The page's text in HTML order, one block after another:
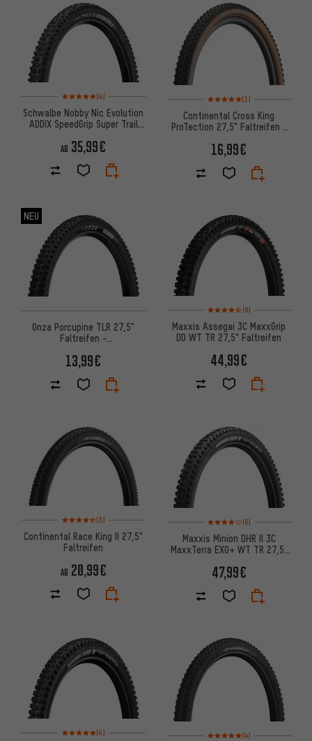
Bewertungen: 5 von 5 basierend auf 4 Bewertungen
(4)
Schwalbe Nobby Nic Evolution
ADDIX SpeedGrip Super Trail
AB 35,99€
Bewertungen: 5 von 5
(1)
Continental Cross King
ProTection 27,5" Faltreifen -
16,99€
NEU
Onza Porcupine TLR 27,5"
Faltreifen -
13,99€
Bewertungen: 4,5 von 5
(9)
Maxxis Assegai 3C MaxxGrip
DD WT TR 27,5" Faltreifen
44,99€
Bewertungen: 4,5 von 5 basierend auf 3 Bewertungen
(3)
Continental Race King II 27,5"
Faltreifen
AB 20,99€
Bewertungen: 4 von 5
(6)
Maxxis Minion DHR II 3C
MaxxTerra EXO+ WT TR 27,5"
47,99€
Bewertungen: 5 von 5 basierend auf 4 Bewertungen
(4) Bewertungen: 5 von 5
(4)